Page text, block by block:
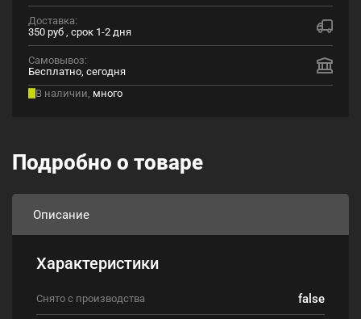
Доставка:
350 руб , срок 1-2 дня
Самовывоз:
Бесплатно, сегодня
В наличии, много
Подробно о товаре
Описание
Характеристики
Снято с производства false